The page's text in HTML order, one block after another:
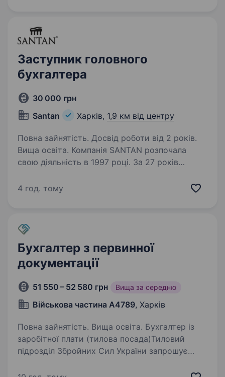
Заступник головного
бухгалтера
30 000 грн
Santan
Харків, 1,9 км від центру
Повна зайнятість. Досвід роботи від 2 років.
Вища освіта. Компанія SANTAN розпочала
свою діяльність в 1997 році. За 27 років
зайняла лідуючі позиції на ринку і завоювала
4 год. тому
Бухгалтер з первинної
документації
51 550 – 52 580 грн Вища за середню
Військова частина А4789, Харків
Повна зайнятість. Вища освіта. Бухгалтер із
заробітної плати (тилова посада)Тиловий
підрозділ Збройних Сил України запрошує
Робота здійснюється у тиловому підрозділі